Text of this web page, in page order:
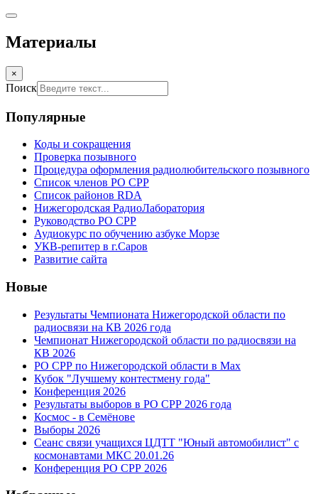
Материалы
×
Поиск
Популярные
Коды и сокращения
Проверка позывного
Процедура оформления радиолюбительского позывного
Список членов РО СРР
Список районов RDA
Нижегородская РадиоЛаборатория
Руководство РО СРР
Аудиокурс по обучению азбуке Морзе
УКВ-репитер в г.Саров
Развитие сайта
Новые
Результаты Чемпионата Нижегородской области по
радиосвязи на КВ 2026 года
Чемпионат Нижегородской области по радиосвязи на
КВ 2026
РО СРР по Нижегородской области в Max
Кубок "Лучшему контестмену года"
Конференция 2026
Результаты выборов в РО СРР 2026 года
Космос - в Семёнове
Выборы 2026
Сеанс связи учащихся ЦДТТ "Юный автомобилист" с
космонавтами МКС 20.01.26
Конференция РО СРР 2026